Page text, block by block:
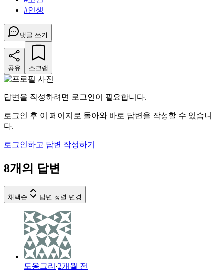
#인생
댓글 쓰기
공유 스크랩
답변을 작성하려면 로그인이 필요합니다.
로그인 후 이 페이지로 돌아와 바로 답변을 작성할 수 있습니
다.
로그인하고 답변 작성하기
8개의 답변
채택순 답변 정렬 변경
도옹그리 ·2개월 전